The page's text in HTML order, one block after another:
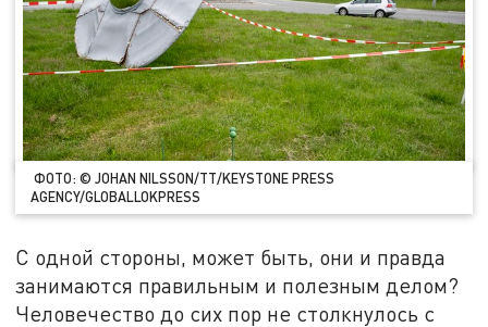
ФОТО: © JOHAN NILSSON/TT/KEYSTONE PRESS
AGENCY/GLOBALLOKPRESS
С одной стороны, может быть, они и правда
занимаются правильным и полезным делом?
Человечество до сих пор не столкнулось с